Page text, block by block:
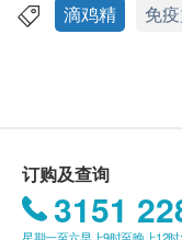
丰富慨姜辣素
图片已获O My
本地免费送货
HK$60运费。
滴鸡精 免
订购及查询
3151